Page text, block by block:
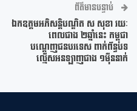
ព័ត៌មានបន្ទាប់
ឯកឧត្តមអភិសន្ដិបណ្ឌិត ស សុខា រយៈ
ពេលជាង ២ឆ្នាំនេះ កម្ពុជា
បណ្ដេញជនបរទេស ពាក់ព័ន្ធបទ
ល្មើសអនឡាញជាង ១ម៉ឺននាក់